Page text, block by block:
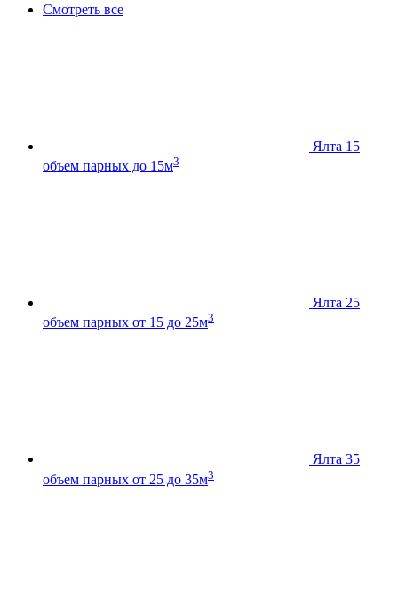
Смотреть все
Ялта 15
объем парных до 15м3
Ялта 25
объем парных от 15 до 25м3
Ялта 35
объем парных от 25 до 35м3